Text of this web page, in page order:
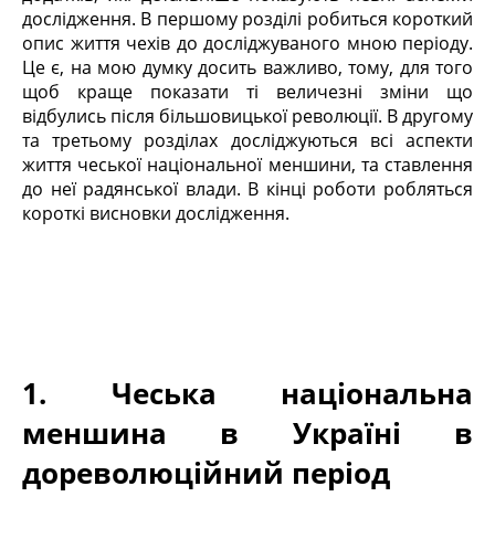
дослідження. В першому розділі робиться короткий
опис життя чехів до досліджуваного мною періоду.
Це є, на мою думку досить важливо, тому, для того
щоб краще показати ті величезні зміни що
відбулись після більшовицької революції. В другому
та третьому розділах досліджуються всі аспекти
життя чеської національної меншини, та ставлення
до неї радянської влади. В кінці роботи робляться
короткі висновки дослідження.
1. Чеська національна
меншина в Україні в
дореволюційний період